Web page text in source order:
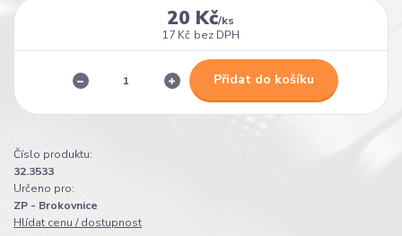
20 Kč/ks
17 Kč bez DPH
Přidat do košíku
Číslo produktu:
32.3533
Určeno pro:
ZP - Brokovnice
Hlídat cenu / dostupnost